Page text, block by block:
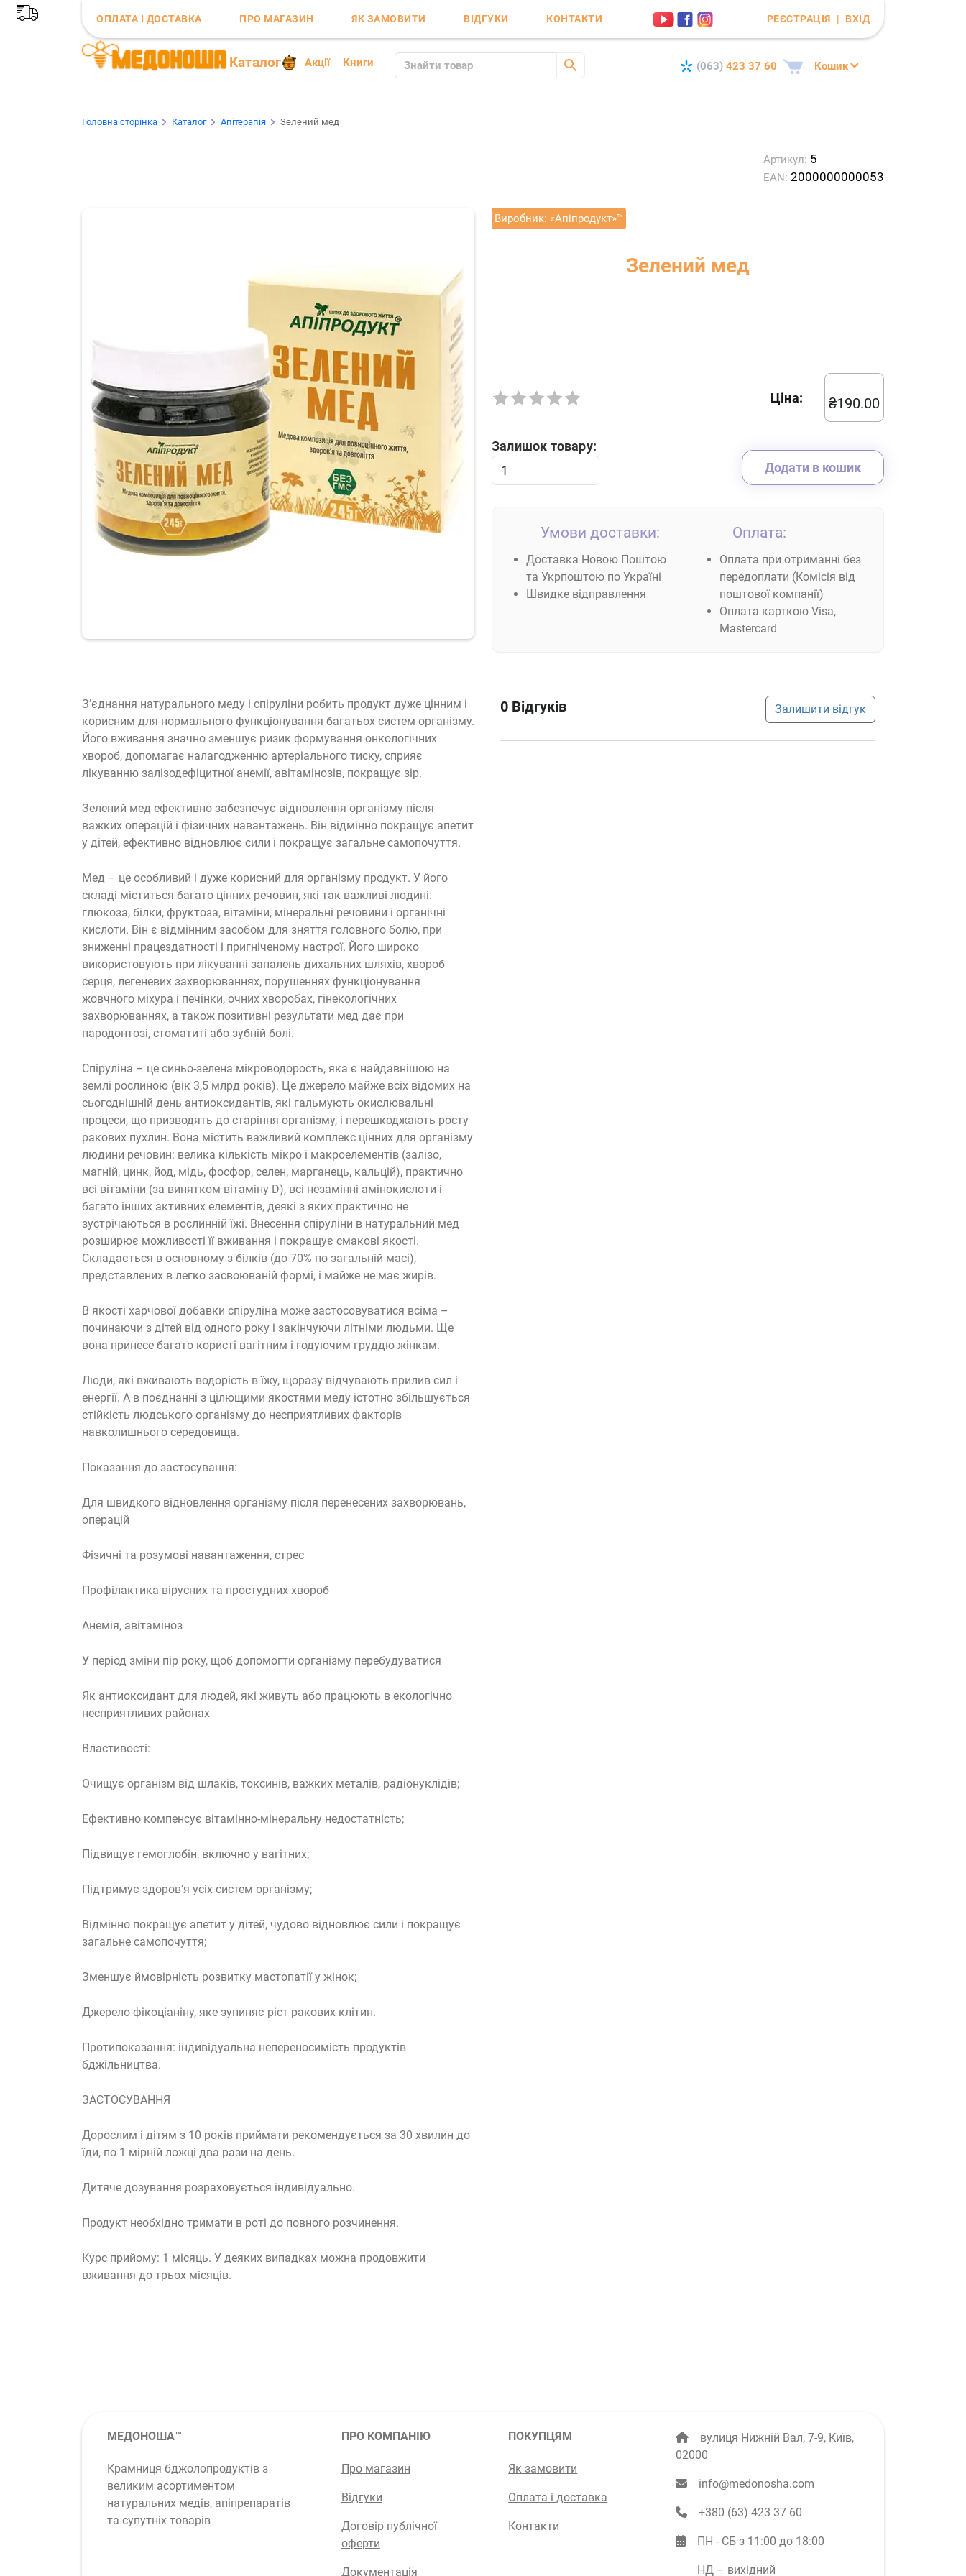
ОПЛАТА І ДОСТАВКА ПРО МАГАЗИН ЯК ЗАМОВИТИ ВІДГУКИ КОНТАКТИ РЕЄСТРАЦІЯ | ВХІД
Каталог Акції Книги (063) 423 37 60 Кошик
Головна сторінка Каталог Апітерапія Зелений мед
Артикул: 5
EAN: 2000000000053
Виробник: «Апіпродукт»™
Зелений мед
Ціна: ₴190.00
Залишок товару:
Додати в кошик
Умови доставки:
Доставка Новою Поштою
та Укрпоштою по Україні
Швидке відправлення
Оплата:
Оплата при отриманні без
передоплати (Комісія від
поштової компанії)
Оплата карткою Visa,
Mastercard
З’єднання натурального меду і спіруліни робить продукт дуже цінним і
корисним для нормального функціонування багатьох систем організму.
Його вживання значно зменшує ризик формування онкологічних
хвороб, допомагає налагодженню артеріального тиску, сприяє
лікуванню залізодефіцитної анемії, авітамінозів, покращує зір.
Зелений мед ефективно забезпечує відновлення організму після
важких операцій і фізичних навантажень. Він відмінно покращує апетит
у дітей, ефективно відновлює сили і покращує загальне самопочуття.
Мед – це особливий і дуже корисний для організму продукт. У його
складі міститься багато цінних речовин, які так важливі людині:
глюкоза, білки, фруктоза, вітаміни, мінеральні речовини і органічні
кислоти. Він є відмінним засобом для зняття головного болю, при
зниженні працездатності і пригніченому настрої. Його широко
використовують при лікуванні запалень дихальних шляхів, хвороб
серця, легеневих захворюваннях, порушеннях функціонування
жовчного міхура і печінки, очних хворобах, гінекологічних
захворюваннях, а також позитивні результати мед дає при
пародонтозі, стоматиті або зубній болі.
Спіруліна – це синьо-зелена мікроводорость, яка є найдавнішою на
землі рослиною (вік 3,5 млрд років). Це джерело майже всіх відомих на
сьогоднішній день антиоксидантів, які гальмують окислювальні
процеси, що призводять до старіння організму, і перешкоджають росту
ракових пухлин. Вона містить важливий комплекс цінних для організму
людини речовин: велика кількість мікро і макроелементів (залізо,
магній, цинк, йод, мідь, фосфор, селен, марганець, кальцій), практично
всі вітаміни (за винятком вітаміну D), всі незамінні амінокислоти і
багато інших активних елементів, деякі з яких практично не
зустрічаються в рослинній їжі. Внесення спіруліни в натуральний мед
розширює можливості її вживання і покращує смакові якості.
Складається в основному з білків (до 70% по загальній масі),
представлених в легко засвоюваній формі, і майже не має жирів.
В якості харчової добавки спіруліна може застосовуватися всіма –
починаючи з дітей від одного року і закінчуючи літніми людьми. Ще
вона принесе багато користі вагітним і годуючим груддю жінкам.
Люди, які вживають водорість в їжу, щоразу відчувають прилив сил і
енергії. А в поєднанні з цілющими якостями меду істотно збільшується
стійкість людського організму до несприятливих факторів
навколишнього середовища.
Показання до застосування:
Для швидкого відновлення організму після перенесених захворювань,
операцій
Фізичні та розумові навантаження, стрес
Профілактика вірусних та простудних хвороб
Анемія, авітаміноз
У період зміни пір року, щоб допомогти організму перебудуватися
Як антиоксидант для людей, які живуть або працюють в екологічно
несприятливих районах
Властивості:
Очищує організм від шлаків, токсинів, важких металів, радіонуклідів;
Ефективно компенсує вітамінно-мінеральну недостатність;
Підвищує гемоглобін, включно у вагітних;
Підтримує здоров’я усіх систем організму;
Відмінно покращує апетит у дітей, чудово відновлює сили і покращує
загальне самопочуття;
Зменшує ймовірність розвитку мастопатії у жінок;
Джерело фікоціаніну, яке зупиняє ріст ракових клітин.
Протипоказання: індивідуальна непереносимість продуктів
бджільництва.
ЗАСТОСУВАННЯ
Дорослим і дітям з 10 років приймати рекомендується за 30 хвилин до
їди, по 1 мірній ложці два рази на день.
Дитяче дозування розраховується індивідуально.
Продукт необхідно тримати в роті до повного розчинення.
Курс прийому: 1 місяць. У деяких випадках можна продовжити
вживання до трьох місяців.
0 Відгуків Залишити відгук
МЕДОНОША™
Крамниця бджолопродуктів з
великим асортиментом
натуральних медів, апіпрепаратів
та супутніх товарів
ПРО КОМПАНІЮ
Про магазин
Відгуки
Договір публічної
оферти
Документація
ПОКУПЦЯМ
Як замовити
Оплата і доставка
Контакти
вулиця Нижній Вал, 7-9, Київ,
02000
info@medonosha.com
‭+380 (63) 423 37 60‬
ПН - СБ з 11:00 до 18:00
НД – вихідний